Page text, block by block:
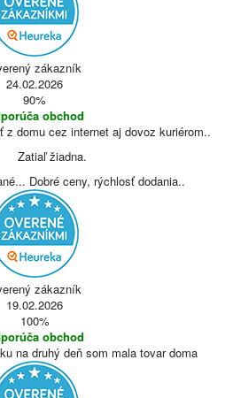
zákazník
24.02.2026
90%
obchod
z domu cez internet aj dovoz kuriérom..
Zatiaľ žiadna.
Dobré ceny, rýchlosť dodania..
zákazník
19.02.2026
100%
obchod
na druhý deň som mala tovar doma